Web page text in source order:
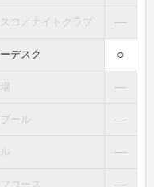
スコ／ナイトクラブ ―
デスク ○
―
ール ―
―
フコース ―